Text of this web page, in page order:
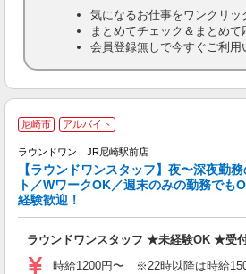
気になるお仕事をワンクリッ
まとめてチェック＆まとめて
会員登録無しで今すぐご利用
尼崎市 アルバイト
ラウンドワン JR尼崎駅前店
【ラウンドワンスタッフ】夜〜深夜勤務
ト／WワークOK／週末のみの勤務でも
経験歓迎！
ラウンドワンスタッフ ★未経験OK ★受
時給1200円〜 ※22時以降は時給